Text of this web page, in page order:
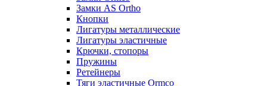
Замки AS Ortho
Кнопки
Лигатуры металлические
Лигатуры эластичные
Крючки, стопоры
Пружины
Ретейнеры
Тяги эластичные Ormco